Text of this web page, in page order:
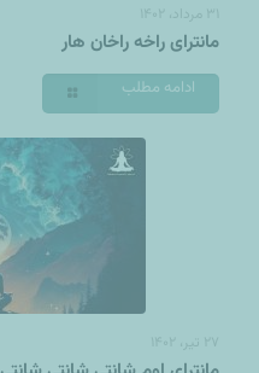
۳۱ مرداد، ۱۴۰۲
مانترای راخه راخان هار
ادامه مطلب
۲۷ تیر، ۱۴۰۲